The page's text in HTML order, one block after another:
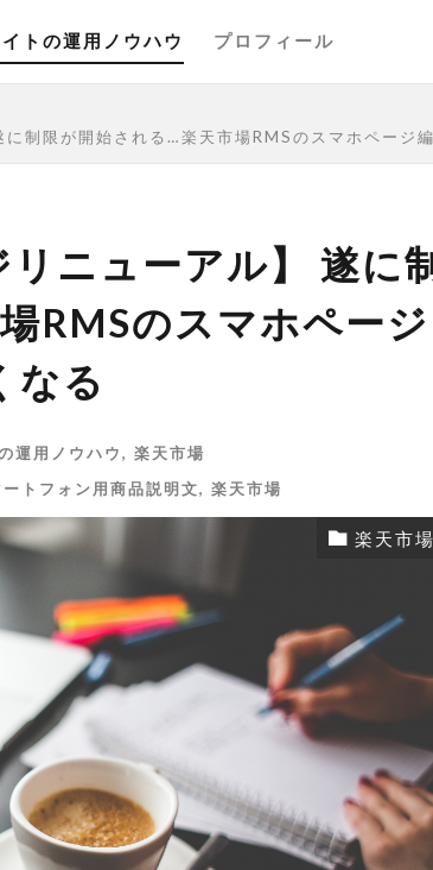
トの運用ノウハウ プロフィール
に制限が開始される…楽天市場RMSのスマホページ
リニューアル】 遂に
RMSのスマホページ
なる
運用ノウハウ, 楽天市場
ートフォン用商品説明文, 楽天市場
楽天市場
cassava editor css csv
改善 E-コマース EC ECサイト
google
seo キーワード SEO チェック
Yahoo!ショッピング Yahoo!ス
アクセス分析 アルゴリズム
フォン スマートフォン用商品説明文 スー
スーパーセール タイムセール デー
プページ ブラックフライデー
ヤフーショッピング 売れない ヤフーショ
売上 ヤフーショッピング 売上アップ ラ・
ンタリフ 一括ファイル 一括管理 一括